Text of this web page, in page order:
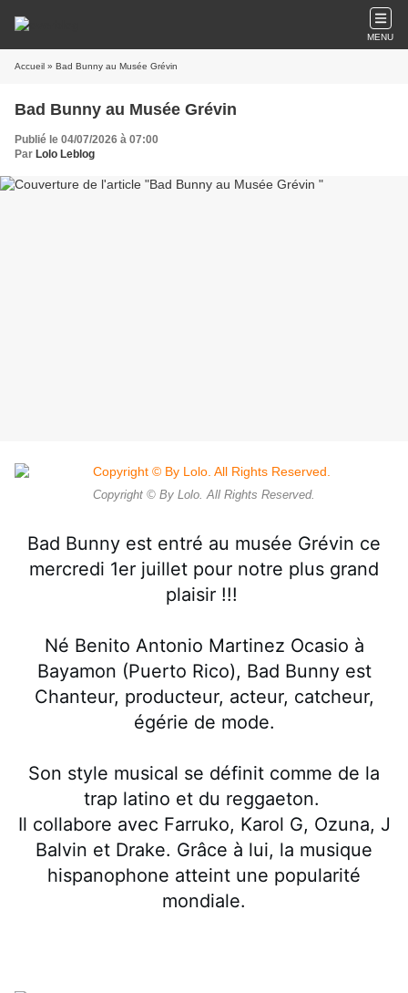
MENU
Accueil » Bad Bunny au Musée Grévin
Bad Bunny au Musée Grévin
Publié le 04/07/2026 à 07:00
Par Lolo Leblog
Copyright © By Lolo. All Rights Reserved.
Bad Bunny est entré au musée Grévin ce
mercredi 1er juillet pour notre plus grand
plaisir !!!
Né Benito Antonio Martinez Ocasio à
Bayamon (Puerto Rico), Bad Bunny est
Chanteur, producteur, acteur, catcheur,
égérie de mode.
Son style musical se définit comme de la
trap latino et du reggaeton.
Il collabore avec Farruko, Karol G, Ozuna, J
Balvin et Drake. Grâce à lui, la musique
hispanophone atteint une popularité
mondiale.